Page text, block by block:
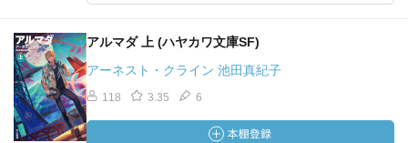
アルマダ 上 (ハヤカワ文庫SF)
アーネスト・クライン 池田真紀子
118 3.35 6